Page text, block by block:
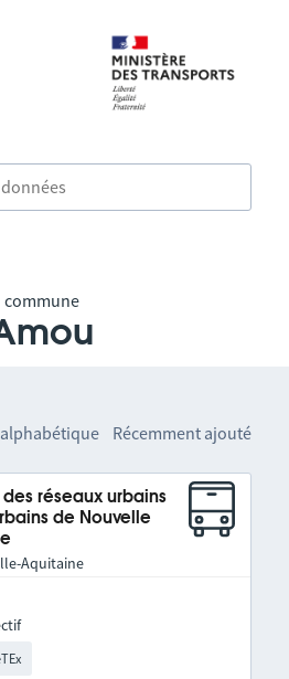
commune
Récemment ajouté
réseaux urbains
de Nouvelle
Aquitaine